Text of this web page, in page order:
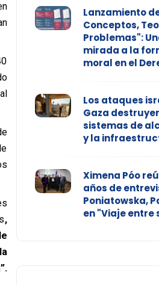
,
Lanzamiento
Conceptos,
Problemas":
mirada a la
moral en el
Los ataques
Gaza
sistemas de
y la
Ximena Póo
años de
Poniatowska,
en "Viaje entre